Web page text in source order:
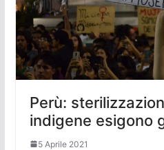
Perù:
indigene esigono
5 Aprile 2021